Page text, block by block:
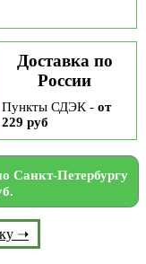
Доставка по
России
Пункты СДЭК - от
229 руб
Санкт-Петербургу
➝